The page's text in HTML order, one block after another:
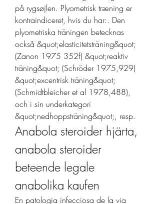
på rygsøjlen. Plyometrisk træning er
kontraindiceret, hvis du har:. Den
plyometriska träningen betecknas
också &quot;elasticitetsträning&quot;
(Zanon 1975 352f) &quot;reaktiv
träning&quot; (Schröder 1975,929)
&quot;excentrisk träning&quot;
(Schmidtbleicher et al 1978,488),
och i sin underkategori
&quot;nedhoppsträning&quot;, resp.
Anabola steroider hjärta,
anabola steroider
beteende legale
anabolika kaufen
En patologia infecciosa de la via